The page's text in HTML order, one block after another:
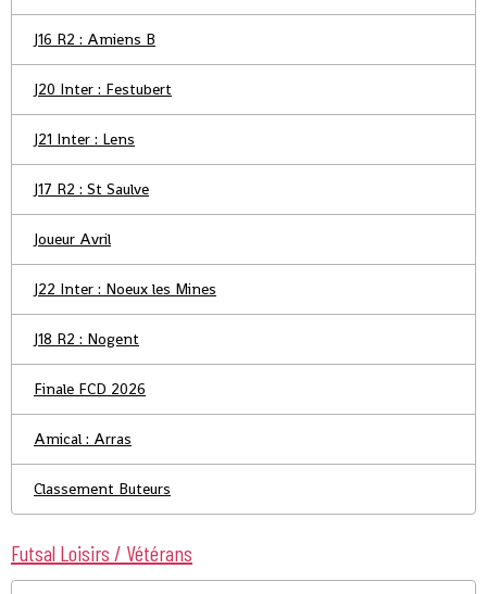
J16 R2 : Amiens B
J20 Inter : Festubert
J21 Inter : Lens
J17 R2 : St Saulve
Joueur Avril
J22 Inter : Noeux les Mines
J18 R2 : Nogent
Finale FCD 2026
Amical : Arras
Classement Buteurs
Futsal Loisirs / Vétérans